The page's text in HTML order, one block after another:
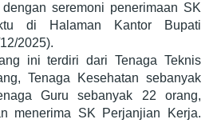
seremoni penerimaan SK
di Halaman Kantor Bupati
2025).
ini terdiri dari Tenaga Teknis
Tenaga Kesehatan sebanyak
Guru sebanyak 22 orang,
menerima SK Perjanjian Kerja.